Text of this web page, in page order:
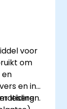
voor
om
en in
leiding